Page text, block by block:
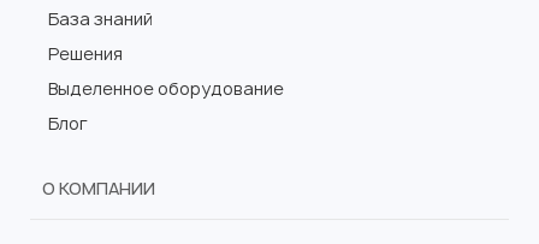
База знаний
Решения
Выделенное оборудование
Блог
О КОМПАНИИ